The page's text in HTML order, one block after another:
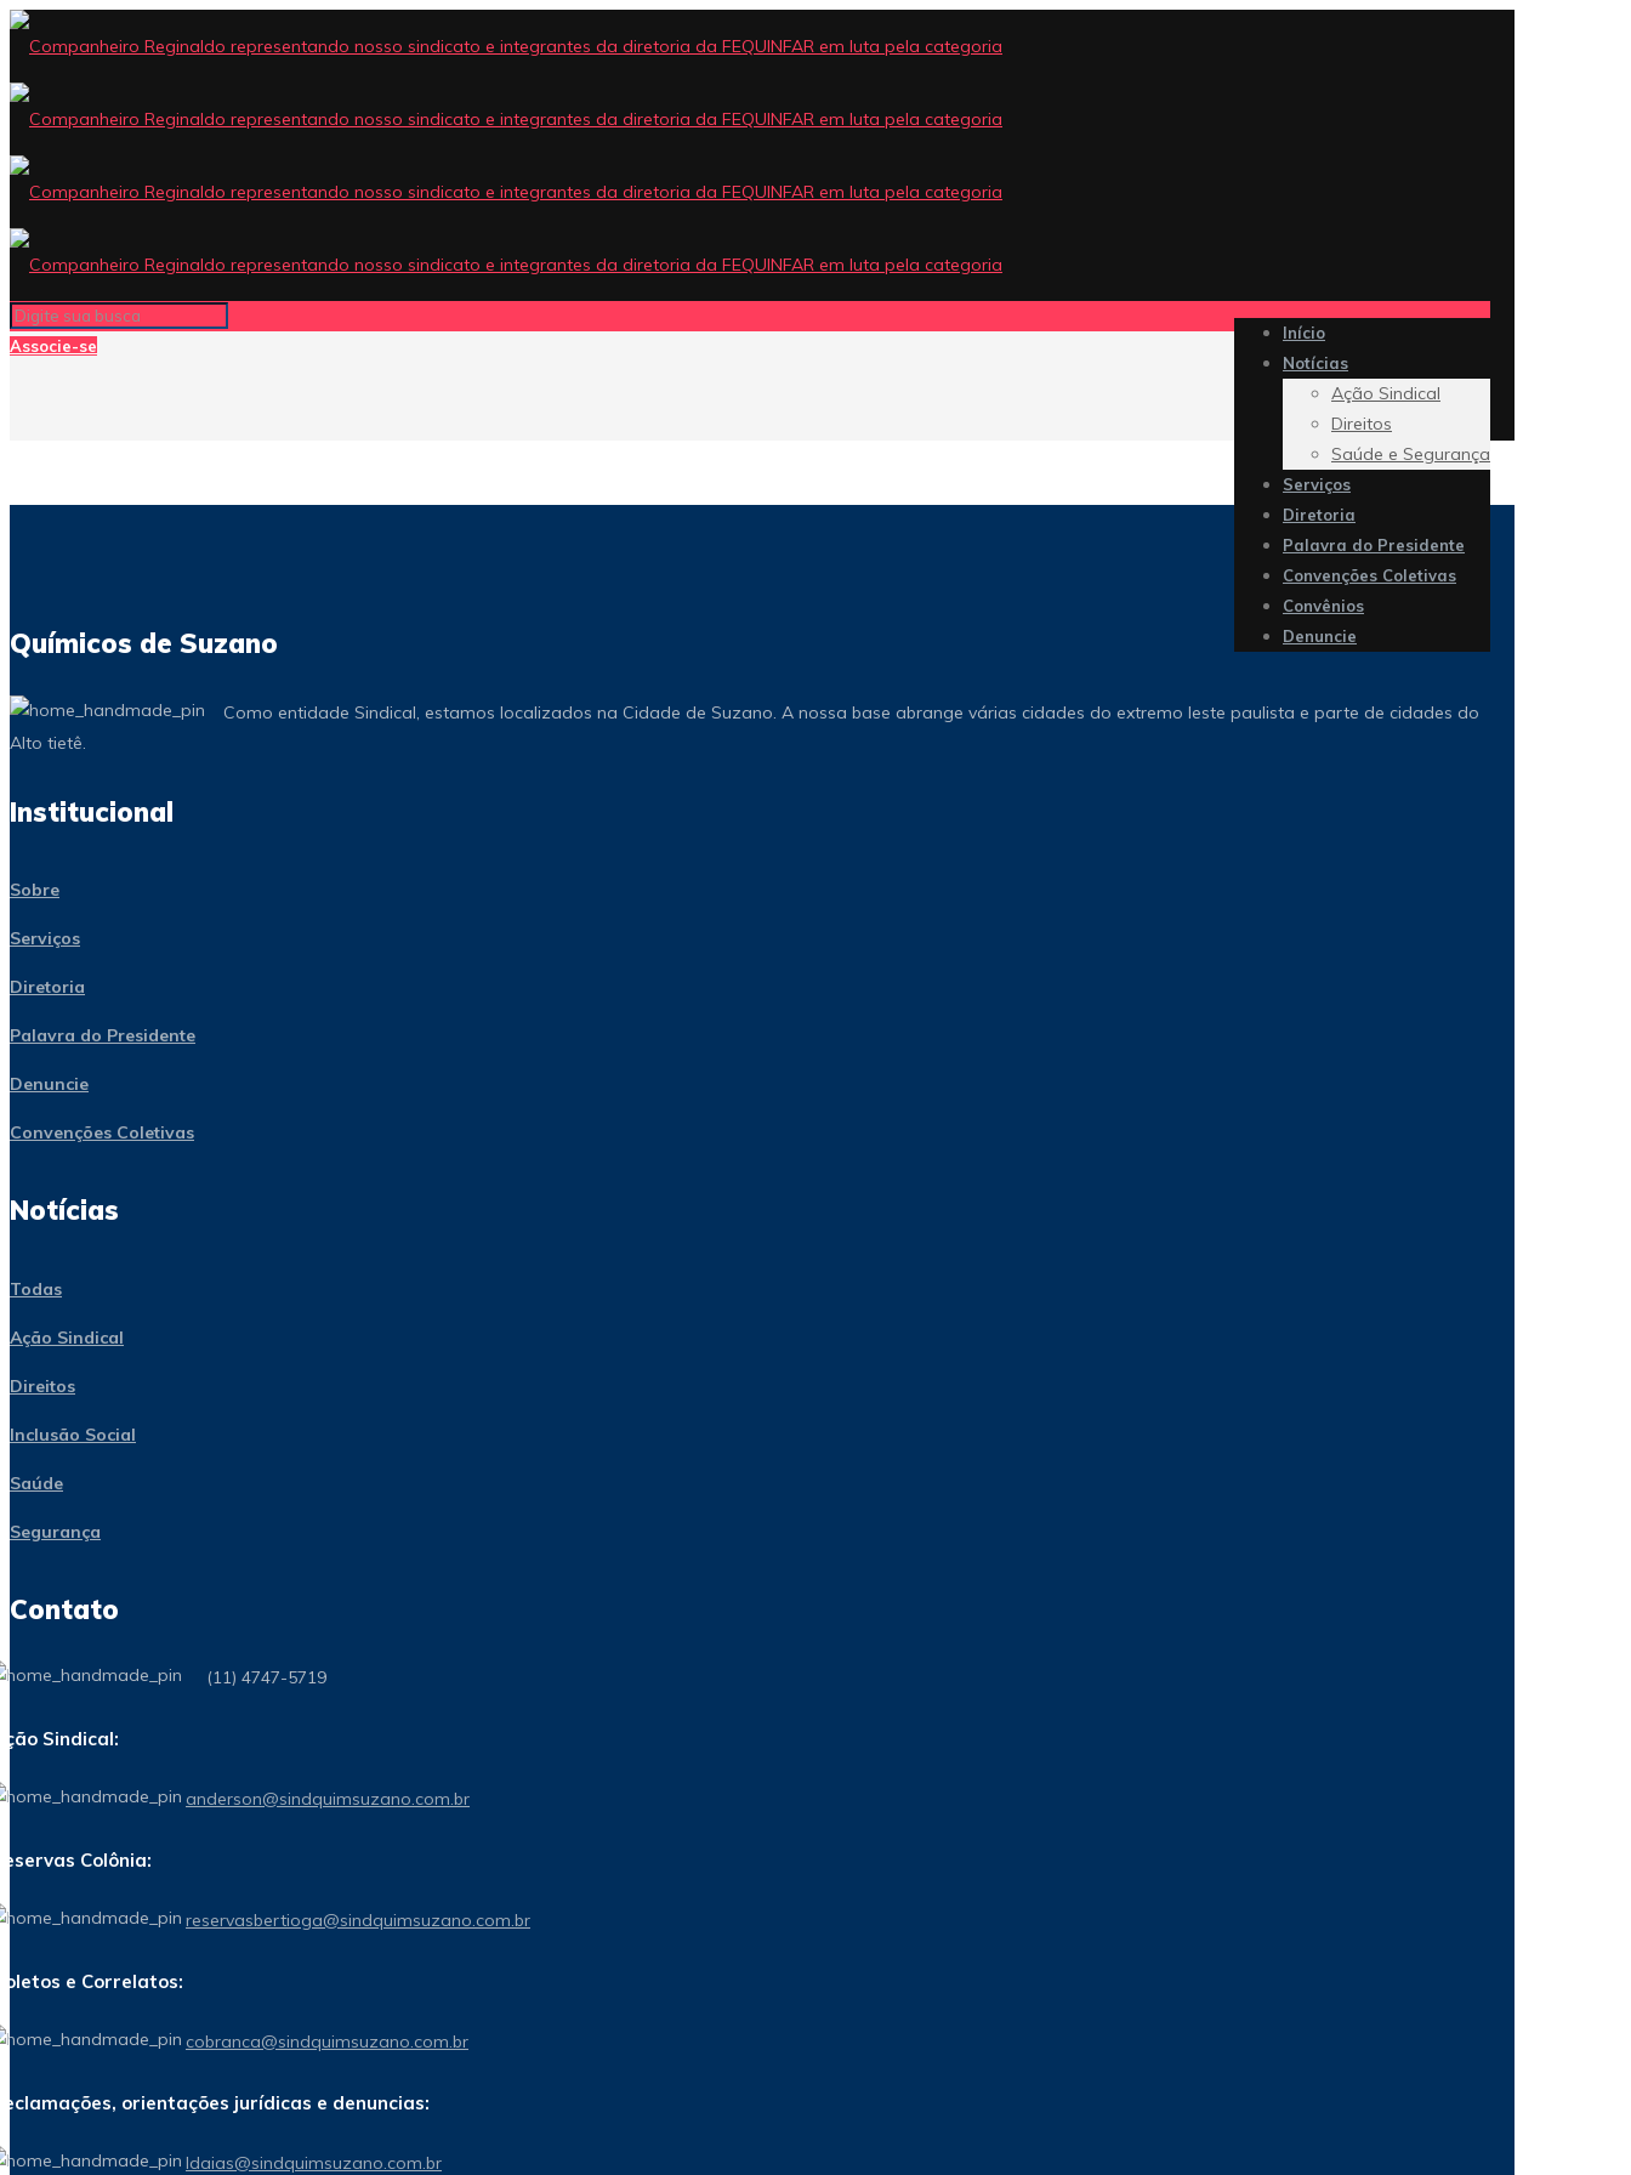
Início
Notícias
Ação Sindical
Direitos
Saúde e Segurança
Serviços
Diretoria
Palavra do Presidente
Convenções Coletivas
Convênios
Denuncie
Associe-se
Químicos de Suzano
Como entidade Sindical, estamos localizados na Cidade de Suzano. A nossa base abrange várias cidades do extremo leste paulista e parte de cidades do
Alto tietê.
Institucional
Sobre
Serviços
Diretoria
Palavra do Presidente
Denuncie
Convenções Coletivas
Notícias
Todas
Ação Sindical
Direitos
Inclusão Social
Saúde
Segurança
Contato
(11) 4747-5719
Sindical:
anderson@sindquimsuzano.com.br
Colônia:
reservasbertioga@sindquimsuzano.com.br
e Correlatos:
cobranca@sindquimsuzano.com.br
orientações jurídicas e denuncias:
Idaias@sindquimsuzano.com.br